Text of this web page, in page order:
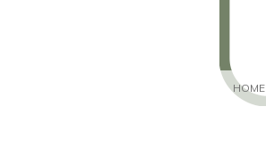
HOME